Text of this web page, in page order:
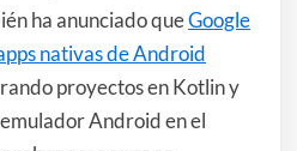
ha anunciado queGoogle
nativas de Android
proyectos en Kotlin y
Android en el